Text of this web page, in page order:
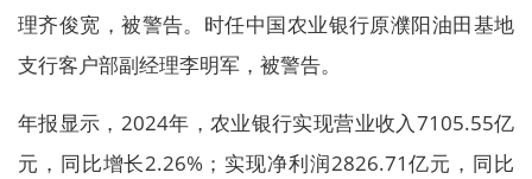
理齐俊宽，被警告。时任中国农业银行原濮阳油田基地
支行客户部副经理李明军，被警告。
年报显示，2024年，农业银行实现营业收入7105.55亿
元，同比增长2.26%；实现净利润2826.71亿元，同比